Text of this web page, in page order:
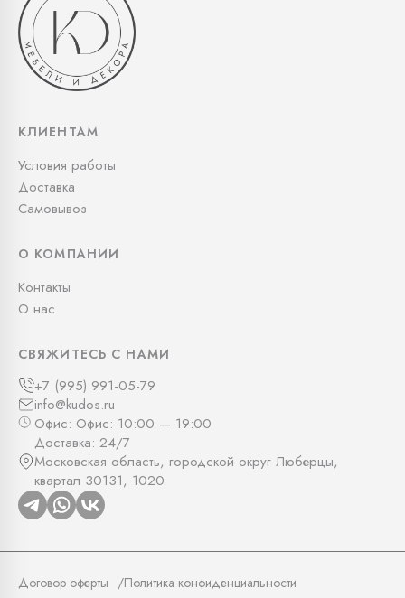
КЛИЕНТАМ
Условия работы
Доставка
Самовывоз
О КОМПАНИИ
Контакты
О нас
СВЯЖИТЕСЬ С НАМИ
+7 (995) 991-05-79
info@kudos.ru
Офис: Офис: 10:00 — 19:00
Доставка: 24/7
Московская область, городской округ Люберцы,
квартал 30131, 1020
Договор оферты Политика конфиденциальности